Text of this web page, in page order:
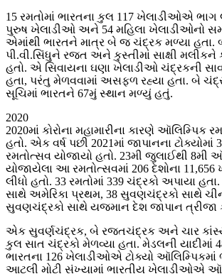
15 રમતોમાં ભારતના કુલ 117 ખેલાડીઓએ ભાગ
પુરુષ ખેલાડીઓ અને 54 મહિલા ખેલાડીઓનો
એમાંથી ભારતને માત્ર બે જ ચંદ્રક મળ્યા હતા.
પી.વી.સિંધુને રજત અને કુસ્તીમાં સાક્ષી મલીકને
હતો. એ સિવાયના ઘણા ખેલાડીઓ ચંદ્રકની
હતા, પરંતુ મેળવવામાં અસફળ રહ્યા હતા. બે
સૂચિમાં ભારતને 67મું સ્થાન મળ્યું હતું.
2020
2020માં કોરોના મહામારીના કારણે ઑલિમ્પિક
હતો. એક વર્ષ પછી 2021માં જાપાનના ટોક્યોમાં
રમતોત્સવ યોજાયો હતો. 23મી જુલાઈથી 8મી
યોજાયેલા આ રમતોત્સવમાં 206 દેશોના
લીધો હતો. 33 રમતોમાં 339 ચંદ્રકો અપાયા
સાથે અમેરિકા પ્રથમ, 38 સુવણચંદ્રકો સાથે
સુવણચંદ્રકો સાથે યજમાન દેશ જાપાન ત્રીજા
એક સુવર્ણચંદ્રક, બે રજતચંદ્રક અને ચાર
કુલ સાત ચંદ્રકો મેળવ્યા હતા. મેડલની યાદીમાં
ભારતના 126 ખેલાડીઓએ ટોક્યો ઑલિમ્પિકમાં
આટલી મોટી સંખ્યામાં ભારતીય ખેલાડીઓએ